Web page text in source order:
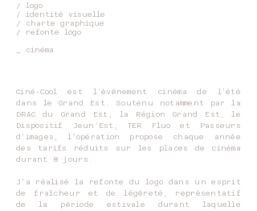
/ logo
/ identité visuelle
/ charte graphique
/ refonte logo
_ ​cinéma
Ciné-Cool est l’événement cinéma de l’été
dans le Grand Est. Soutenu notamment par la
DRAC du Grand Est, la Région Grand Est, le
Dispositif Jeun’Est, TER Fluo et Passeurs
d’images, l'opération propose chaque année
des tarifs réduits sur les places de cinéma
durant 8 jours.
J'a réalisé la refonte du logo dans un esprit
de fraîcheur et de légèreté, représentatif
de la période estivale durant laquelle